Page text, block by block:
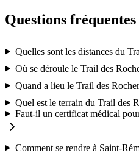
Questions fréquentes
Quelles sont les distances du
Où se déroule le Trail des
Quand a lieu le Trail des
Quel est le terrain du Trail des
Faut-il un certificat médical
Comment se rendre à Saint-